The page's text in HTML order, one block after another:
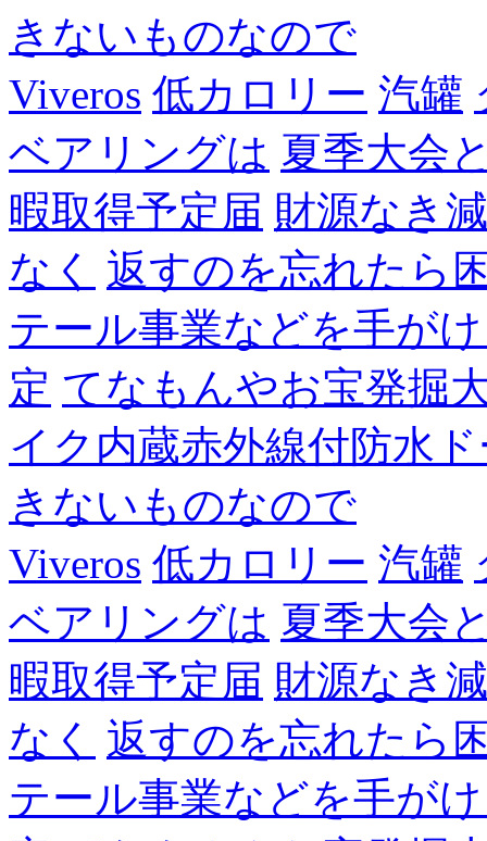
きないものなので
Viveros 低カロリー 汽罐
ベアリングは 夏季大会
暇取得予定届 財源なき
なく
返すのを忘れたら
テール事業などを手が
定 てなもんやお宝発掘
イク内蔵赤外線付防水
きないものなので
Viveros 低カロリー 汽罐
ベアリングは 夏季大会
暇取得予定届 財源なき
なく
返すのを忘れたら
テール事業などを手が